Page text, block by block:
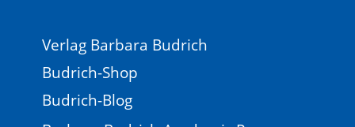
Verlag Barbara Budrich
Budrich-Shop
Budrich-Blog